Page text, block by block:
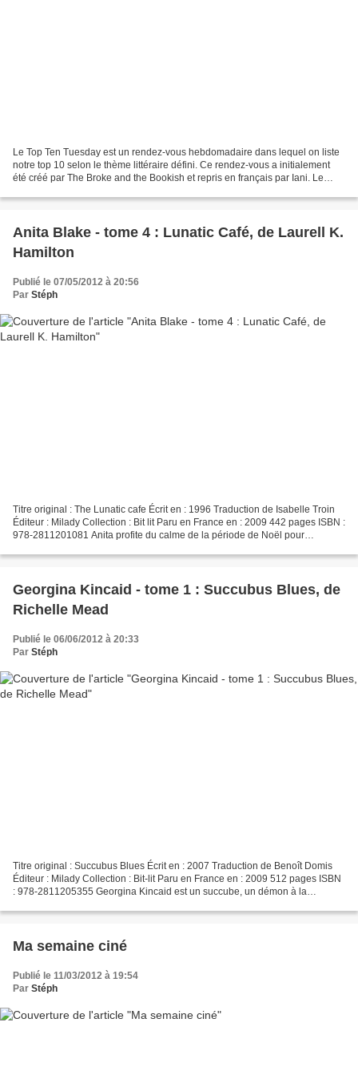
Le Top Ten Tuesday est un rendez-vous hebdomadaire dans lequel on liste
notre top 10 selon le thème littéraire défini. Ce rendez-vous a initialement
été créé par The Broke and the Bookish et repris en français par Iani. Le
Anita Blake - tome 4 : Lunatic Café, de Laurell K.
Hamilton
Publié le 07/05/2012 à 20:56
Par Stéph
Titre original : The Lunatic cafe Écrit en : 1996 Traduction de Isabelle Troin
Éditeur : Milady Collection : Bit lit Paru en France en : 2009 442 pages ISBN :
978-2811201081 Anita profite du calme de la période de Noël pour
Georgina Kincaid - tome 1 : Succubus Blues, de
Richelle Mead
Publié le 06/06/2012 à 20:33
Par Stéph
Titre original : Succubus Blues Écrit en : 2007 Traduction de Benoît Domis
Éditeur : Milady Collection : Bit-lit Paru en France en : 2009 512 pages ISBN
: 978-2811205355 Georgina Kincaid est un succube, un démon à la
Ma semaine ciné
Publié le 11/03/2012 à 19:54
Par Stéph